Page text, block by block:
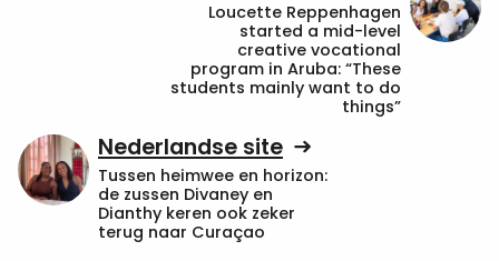
Loucette Reppenhagen
started a mid-level
creative vocational
program in Aruba: “These
students mainly want to do
things”
Nederlandse site
Tussen heimwee en horizon:
de zussen Divaney en
Dianthy keren ook zeker
terug naar Curaçao